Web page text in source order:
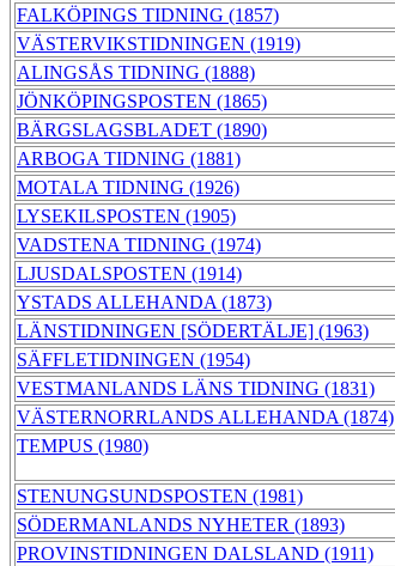
FALKÖPINGS TIDNING (1857)
VÄSTERVIKSTIDNINGEN (1919)
ALINGSÅS TIDNING (1888)
JÖNKÖPINGSPOSTEN (1865)
BÄRGSLAGSBLADET (1890)
ARBOGA TIDNING (1881)
MOTALA TIDNING (1926)
LYSEKILSPOSTEN (1905)
VADSTENA TIDNING (1974)
LJUSDALSPOSTEN (1914)
YSTADS ALLEHANDA (1873)
LÄNSTIDNINGEN [SÖDERTÄLJE] (1963)
SÄFFLETIDNINGEN (1954)
VESTMANLANDS LÄNS TIDNING (1831)
VÄSTERNORRLANDS ALLEHANDA (1874)
TEMPUS (1980)
STENUNGSUNDSPOSTEN (1981)
SÖDERMANLANDS NYHETER (1893)
PROVINSTIDNINGEN DALSLAND (1911)